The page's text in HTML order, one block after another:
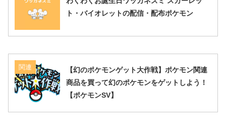
ト・バイオレットの配信・配布ポケモン
関連
【幻のポケモンゲット大作戦】ポケモン関連
商品を買って幻のポケモンをゲットしよう！
【ポケモンSV】